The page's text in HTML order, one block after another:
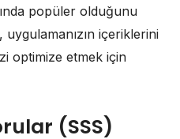
popüler olduğunu
içeriklerini
optimize etmek için
(SSS)